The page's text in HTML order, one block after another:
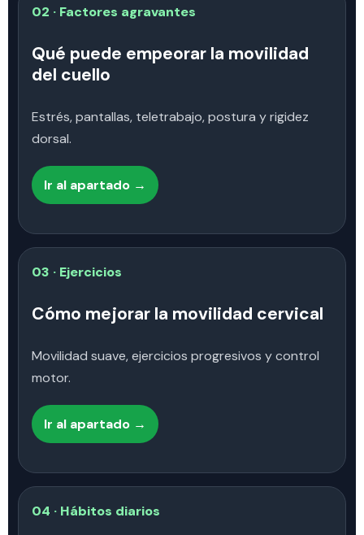
02 · Factores agravantes
Qué puede empeorar la movilidad
del cuello
Estrés, pantallas, teletrabajo, postura y rigidez
dorsal.
Ir al apartado →
03 · Ejercicios
Cómo mejorar la movilidad cervical
Movilidad suave, ejercicios progresivos y control
motor.
Ir al apartado →
04 · Hábitos diarios